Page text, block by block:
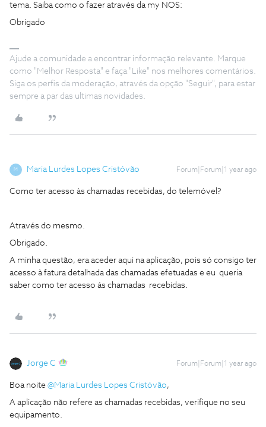
tema. Saiba como o fazer através da my NOS:
Obrigado
Ajude a comunidade a encontrar informação relevante. Marque
como "Melhor Resposta" e faça "Like" nos melhores comentários.
Siga os perfis da moderação, através da opção "Seguir", para estar
sempre a par das ultimas novidades.
M Maria Lurdes Lopes Cristóvão Forum|Forum|1 year ago
Como ter acesso às chamadas recebidas, do telemóvel?
Através do mesmo.
Obrigado.
A minha questão, era aceder aqui na aplicação, pois só consigo ter
acesso à fatura detalhada das chamadas efetuadas e eu queria
saber como ter acesso ás chamadas recebidas.
Jorge C Forum|Forum|1 year ago
Boa noite ​ @Maria Lurdes Lopes Cristóvão,
A aplicação não refere as chamadas recebidas, verifique no seu
equipamento.